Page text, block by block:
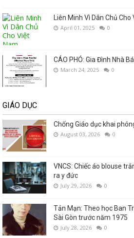
Liên Minh Vì Dân Chủ Cho
April 01, 2025 0
CÁO PHÓ: Gia Đình Nhà
March 24, 2025 0
GIÁO DỤC
Chống Giáo dục khai
August 03, 2026 0
VNCS: Chiếc áo blouse
ra y đức
July 29, 2026 0
Tản Mạn: Theo học Ban
Sài Gòn trước năm 1975
July 28, 2026 0